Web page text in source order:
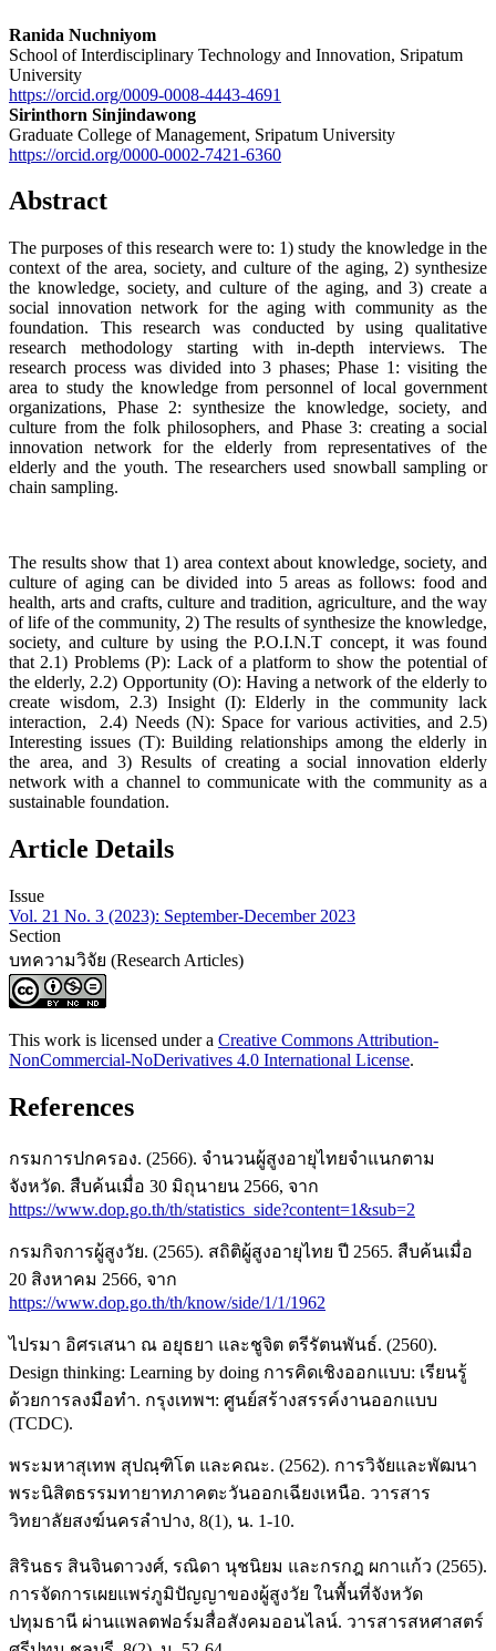
Ranida Nuchniyom
School of Interdisciplinary Technology and Innovation, Sripatum
University
https://orcid.org/0009-0008-4443-4691
Sirinthorn Sinjindawong
Graduate College of Management, Sripatum University
https://orcid.org/0000-0002-7421-6360
Abstract
The purposes of this research were to: 1) study the knowledge in the
context of the area, society, and culture of the aging, 2) synthesize
the knowledge, society, and culture of the aging, and 3) create a
social innovation network for the aging with community as the
foundation. This research was conducted by using qualitative
research methodology starting with in-depth interviews. The
research process was divided into 3 phases; Phase 1: visiting the
area to study the knowledge from personnel of local government
organizations, Phase 2: synthesize the knowledge, society, and
culture from the folk philosophers, and Phase 3: creating a social
innovation network for the elderly from representatives of the
elderly and the youth. The researchers used snowball sampling or
chain sampling.
The results show that 1) area context about knowledge, society, and
culture of aging can be divided into 5 areas as follows: food and
health, arts and crafts, culture and tradition, agriculture, and the way
of life of the community, 2) The results of synthesize the knowledge,
society, and culture by using the P.O.I.N.T concept, it was found
that 2.1) Problems (P): Lack of a platform to show the potential of
the elderly, 2.2) Opportunity (O): Having a network of the elderly to
create wisdom, 2.3) Insight (I): Elderly in the community lack
interaction, 2.4) Needs (N): Space for various activities, and 2.5)
Interesting issues (T): Building relationships among the elderly in
the area, and 3) Results of creating a social innovation elderly
network with a channel to communicate with the community as a
sustainable foundation.
Article Details
Issue
Vol. 21 No. 3 (2023): September-December 2023
Section
บทความวิจัย (Research Articles)
This work is licensed under a Creative Commons Attribution-
NonCommercial-NoDerivatives 4.0 International License.
References
กรมการปกครอง. (2566). จำนวนผู้สูงอายุไทยจำแนกตาม
จังหวัด. สืบค้นเมื่อ 30 มิถุนายน 2566, จาก
https://www.dop.go.th/th/statistics_side?content=1&sub=2
กรมกิจการผู้สูงวัย. (2565). สถิติผู้สูงอายุไทย ปี 2565. สืบค้นเมื่อ
20 สิงหาคม 2566, จาก
https://www.dop.go.th/th/know/side/1/1/1962
ไปรมา อิศรเสนา ณ อยุธยา และชูจิต ตรีรัตนพันธ์. (2560).
Design thinking: Learning by doing การคิดเชิงออกแบบ: เรียนรู้
ด้วยการลงมือทำ. กรุงเทพฯ: ศูนย์สร้างสรรค์งานออกแบบ
(TCDC).
พระมหาสุเทพ สุปณฺฑิโต และคณะ. (2562). การวิจัยและพัฒนา
พระนิสิตธรรมทายาทภาคตะวันออกเฉียงเหนือ. วารสาร
วิทยาลัยสงฆ์นครลำปาง, 8(1), น. 1-10.
สิรินธร สินจินดาวงศ์, รณิดา นุชนิยม และกรกฎ ผกาแก้ว (2565).
การจัดการเผยแพร่ภูมิปัญญาของผู้สูงวัย ในพื้นที่จังหวัด
ปทุมธานี ผ่านแพลตฟอร์มสื่อสังคมออนไลน์. วารสารสหศาสตร์